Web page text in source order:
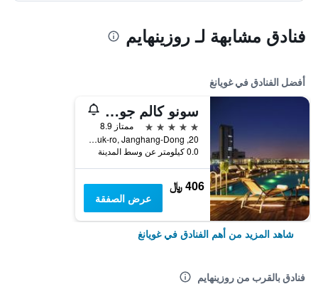
فنادق مشابهة لـ روزينهايم
أفضل الفنادق في غويانغ
سونو كالم جويانج
5 نجوم
ممتاز 8.9
20, Taegeuk-ro, Janghang-Dong, غويانغ, كوريا الجنوبية
0.0 كيلومتر عن وسط المدينة
406 ﷼
عرض الصفقة
شاهد المزيد من أهم الفنادق في غويانغ
فنادق بالقرب من روزينهايم